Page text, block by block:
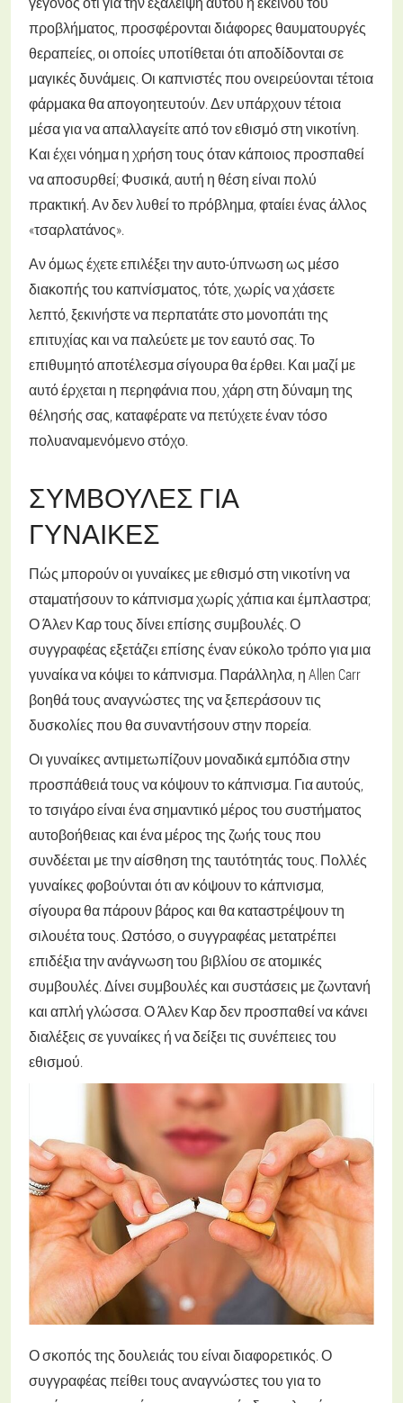
προβλήματος, προσφέρονται διάφορες θαυματουργές
θεραπείες, οι οποίες υποτίθεται ότι αποδίδονται σε
μαγικές δυνάμεις. Οι καπνιστές που ονειρεύονται τέτοια
φάρμακα θα απογοητευτούν. Δεν υπάρχουν τέτοια
μέσα για να απαλλαγείτε από τον εθισμό στη νικοτίνη.
Και έχει νόημα η χρήση τους όταν κάποιος προσπαθεί
να αποσυρθεί; Φυσικά, αυτή η θέση είναι πολύ
πρακτική. Αν δεν λυθεί το πρόβλημα, φταίει ένας άλλος
«τσαρλατάνος».
Αν όμως έχετε επιλέξει την αυτο-ύπνωση ως μέσο
διακοπής του καπνίσματος, τότε, χωρίς να χάσετε
λεπτό, ξεκινήστε να περπατάτε στο μονοπάτι της
επιτυχίας και να παλεύετε με τον εαυτό σας. Το
επιθυμητό αποτέλεσμα σίγουρα θα έρθει. Και μαζί με
αυτό έρχεται η περηφάνια που, χάρη στη δύναμη της
θέλησής σας, καταφέρατε να πετύχετε έναν τόσο
πολυαναμενόμενο στόχο.
ΣΥΜΒΟΥΛΈΣ ΓΙΑ
ΓΥΝΑΊΚΕΣ
Πώς μπορούν οι γυναίκες με εθισμό στη νικοτίνη να
σταματήσουν το κάπνισμα χωρίς χάπια και έμπλαστρα;
Ο Άλεν Καρ τους δίνει επίσης συμβουλές. Ο
συγγραφέας εξετάζει επίσης έναν εύκολο τρόπο για μια
γυναίκα να κόψει το κάπνισμα. Παράλληλα, η Allen Carr
βοηθά τους αναγνώστες της να ξεπεράσουν τις
δυσκολίες που θα συναντήσουν στην πορεία.
Οι γυναίκες αντιμετωπίζουν μοναδικά εμπόδια στην
προσπάθειά τους να κόψουν το κάπνισμα. Για αυτούς,
το τσιγάρο είναι ένα σημαντικό μέρος του συστήματος
αυτοβοήθειας και ένα μέρος της ζωής τους που
συνδέεται με την αίσθηση της ταυτότητάς τους. Πολλές
γυναίκες φοβούνται ότι αν κόψουν το κάπνισμα,
σίγουρα θα πάρουν βάρος και θα καταστρέψουν τη
σιλουέτα τους. Ωστόσο, ο συγγραφέας μετατρέπει
επιδέξια την ανάγνωση του βιβλίου σε ατομικές
συμβουλές. Δίνει συμβουλές και συστάσεις με ζωντανή
και απλή γλώσσα. Ο Άλεν Καρ δεν προσπαθεί να κάνει
διαλέξεις σε γυναίκες ή να δείξει τις συνέπειες του
εθισμού.
Ο σκοπός της δουλειάς του είναι διαφορετικός. Ο
συγγραφέας πείθει τους αναγνώστες του για το